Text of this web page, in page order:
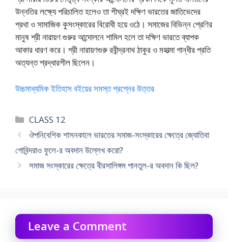
উন্নতির লক্ষ্যে পরিচালিত হলেও তা শীঘ্রই দক্ষিণ ভারতের জাতিভেদের
প্রথা ও সামাজিক কুসংস্কারের বিরোধী হয়ে ওঠে। সমাজের বিভিন্ন শ্রেণির
মানুষ শ্রী নারায়ণ গুরুর আন্দোলনে শামিল হলে তা দক্ষিণ ভারতে ব্যাপক
আকার ধারণ করে। শ্রী নারায়ণগুরু রবীন্দ্রনাথ ঠাকুর ও মহাত্মা গান্ধীর প্রতি
অত্যন্ত শ্রদ্ধারশীল ছিলেন।
উচ্চমাধ্যমিক ইতিহাস বইয়ের সমস্ত প্রশ্নের উত্তর
Categories
CLASS 12
ঔপনিবেশিক শাসনকালে ভারতের সমাজ-সংস্কারের ক্ষেত্রে জ্যোতিবা
গোবিন্দরাও ফুলে-র অবদান উল্লেখ করো?
সমাজ সংস্কারের ক্ষেত্রে বীরসালিঙ্গম পানতুল-র অবদান কি ছিল?
Leave a Comment